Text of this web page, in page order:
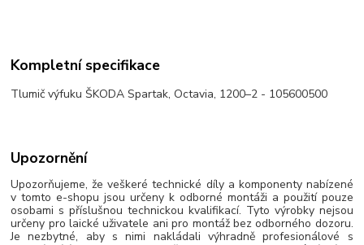
Kompletní specifikace
Tlumič výfuku ŠKODA Spartak, Octavia, 1200–2 - 105600500
Upozornění
Upozorňujeme, že veškeré technické díly a komponenty nabízené
v tomto e-shopu jsou určeny k odborné montáži a použití pouze
osobami s příslušnou technickou kvalifikací. Tyto výrobky nejsou
určeny pro laické uživatele ani pro montáž bez odborného dozoru.
Je nezbytné, aby s nimi nakládali výhradně profesionálové s